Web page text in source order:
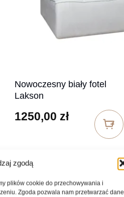
zgodą
plików cookie do przechowywania i
Zgoda pozwala nam przetwarzać dane
Nowoczesny biały fotel
Lakson
1250,00 zł